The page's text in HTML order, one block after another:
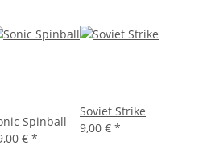
Spinball
€ *
Soviet Strike
9,00 € *